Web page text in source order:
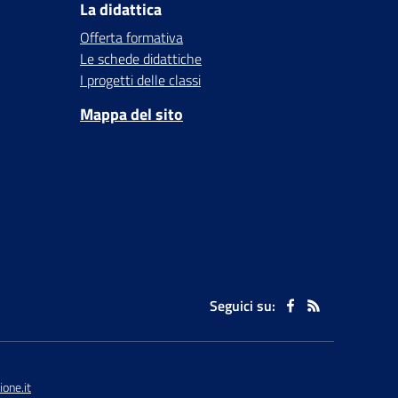
La didattica
Offerta formativa
Le schede didattiche
I progetti delle classi
Mappa del sito
Seguici su: